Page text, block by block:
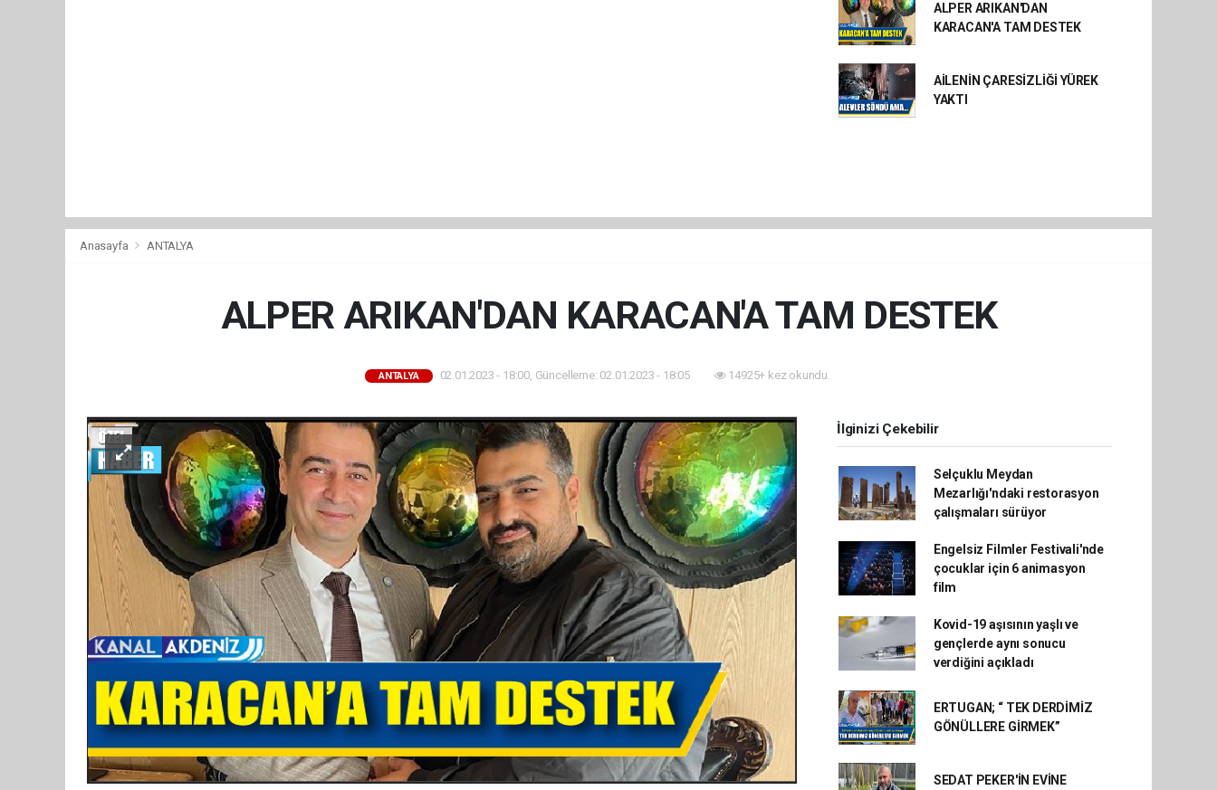
ALPER ARIKAN'DAN
KARACAN'A TAM DESTEK
AİLENİN ÇARESİZLİĞİ YÜREK
YAKTI
Anasayfa ANTALYA
ALPER ARIKAN'DAN KARACAN'A TAM DESTEK
ANTALYA 02.01.2023 - 18:00, Güncelleme: 02.01.2023 - 18:05 14925+ kez okundu.
İlginizi Çekebilir
Selçuklu Meydan
Mezarlığı'ndaki restorasyon
çalışmaları sürüyor
Engelsiz Filmler Festivali'nde
çocuklar için 6 animasyon
film
Kovid-19 aşısının yaşlı ve
gençlerde aynı sonucu
verdiğini açıkladı
ERTUGAN; “ TEK DERDİMİZ
GÖNÜLLERE GİRMEK”
SEDAT PEKER'İN EVİNE